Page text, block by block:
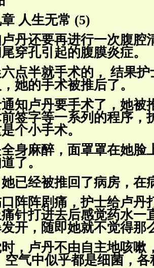
人生无常 (5)
丹还要再进行一次腹腔
穿孔引起的腹膜炎症。
点半就手术的， 结果
她的手术被推后了。
知卢丹要手术了，她被
签字等一系列的程序，
个小手术。
身麻醉，面罩罩在她脸
了。
已经被推回了病房，在
阵阵剧痛，护士给卢丹
针打进去后感觉药水一
开，随即她就不觉得那
，卢丹不由自主地咳嗽
气中似乎都是细菌， 各